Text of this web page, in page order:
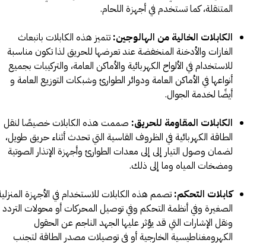
المتنقلة، كما تستخدم في أجهزة اللحام.
الكابلات الخالية من الهالوجين: تتميز هذه الكابلات بانبعاث
الغازات والأدخنة المنخفضة عند تعرضها للحريق لذا تكون مناسبة
للاستخدام في الألواح الكهربائية والأماكن العامة، والتركيبات بجميع
أنواعها في الأماكن العامة ودوائر الطوارئ وشبكات التوزيع العامة و
أيضًا لخدمة الجوال.
الكابلات المقاومة للحريق: صممت هذه الكابلات خصيصًا لنقل
الطاقة الكهربائية في الظروف القاسية التي تحدث أثناء حريق طويل،
لضمان وصول التيار إلى إلى معدات الطوارئ وأجهزة الإنذار الصوتية
ومضخات المياه وما إلى ذلك.
كابلات التحكم: تصمم هذه الكابلات للاستخدام في الأجهزة
الصغيرة وفي أنظمة التحكم وفي توصيل المحركات أو محولات التردد
ونقل الإشارات التي قد يؤثر عليها الجهد الناجم عن الحقول
الكهرومغناطيسية الخارجية أو في توصيلات مصدر الطاقة لتجنب